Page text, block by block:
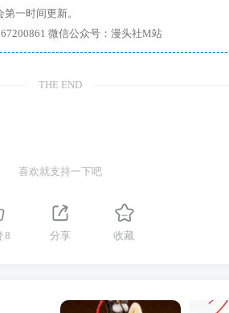
一时间更新。
7、带你进入绅士内部，畅所欲言，释放最真实的自我官方qq群：167200861 微信公众号：漫头社M站
THE END
喜欢就支持一下吧
8 分享 收藏